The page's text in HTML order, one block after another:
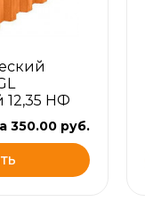
12,35 НФ
350.00 руб.